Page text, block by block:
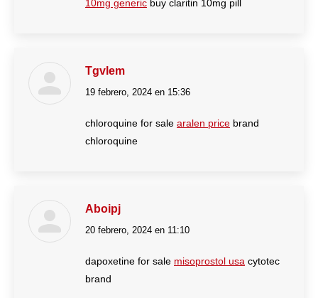
10mg generic buy claritin 10mg pill
Tgvlem
dice:
19 febrero, 2024 en 15:36
chloroquine for sale aralen price brand
chloroquine
Aboipj
dice:
20 febrero, 2024 en 11:10
dapoxetine for sale misoprostol usa cytotec
brand